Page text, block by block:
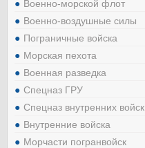
Военно-морской флот
Военно-воздушные силы
Пограничные войска
Морская пехота
Военная разведка
Спецназ ГРУ
Спецназ внутренних войск
Внутренние войска
Морчасти погранвойск